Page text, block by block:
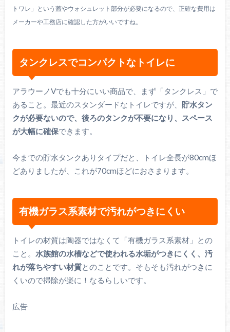
トワレ」という蓋やウォシュレット部分が必要になるので、正確な費用は
メーカーや工務店に確認した方がいいですね。
タンクレスでコンパクトなトイレに
アラウーノVでも十分にいい商品で、まず「タンクレス」で
あること。最近のスタンダードなトイレですが、 貯水タン
クが必要ないので、後ろのタンクが不要になり、スペース
が大幅に確保できます。
今までの貯水タンクありタイプだと、トイレ全長が80cmほ
どありましたが、これが70cmほどにおさまります。
有機ガラス系素材で汚れがつきにくい
トイレの材質は陶器ではなくて「有機ガラス系素材」との
こと。 水族館の水槽などで使われる水垢がつきにくく、汚
れが落ちやすい材質とのことです。そもそも汚れがつきに
くいので掃除が楽に！なるらしいです。
広告